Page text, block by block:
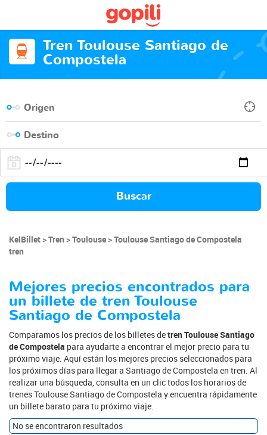
Tren Toulouse Santiago de
Compostela
Buscar
KelBillet Tren Toulouse
Toulouse Santiago de Compostela
tren
Mejores precios encontrados para
un billete de tren Toulouse
Santiago de Compostela
Comparamos los precios de los billetes detren Toulouse Santiago
de Compostela para ayudarte a encontrar el mejor precio para tu
próximo viaje. Aquí están los mejores precios seleccionados para
los próximos días para llegar a Santiago de Compostela en tren. Al
realizar una búsqueda, consulta en un clic todos los horarios de
trenes Toulouse Santiago de Compostela y encuentra rápidamente
un billete barato para tu próximo viaje.
No se encontraron resultados